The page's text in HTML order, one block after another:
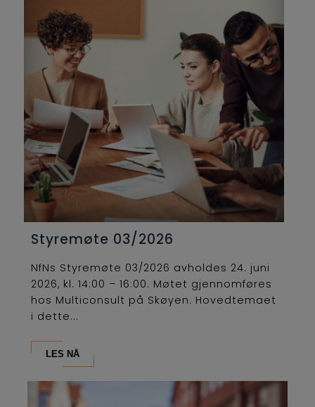
Styremøte 03/2026
NfNs Styremøte 03/2026 avholdes 24. juni
2026, kl. 14:00 – 16:00. Møtet gjennomføres
hos Multiconsult på Skøyen. Hovedtemaet
i dette...
LES NÅ